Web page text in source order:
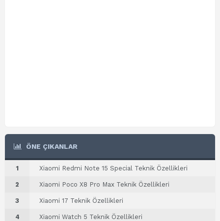
ÖNE ÇIKANLAR
1 Xiaomi Redmi Note 15 Special Teknik Özellikleri
2 Xiaomi Poco X8 Pro Max Teknik Özellikleri
3 Xiaomi 17 Teknik Özellikleri
4 Xiaomi Watch 5 Teknik Özellikleri